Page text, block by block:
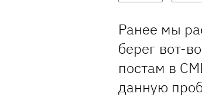
Ранее мы
берег вот-
постам в
данную